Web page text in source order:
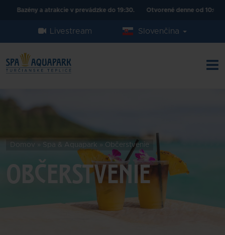
a atrakcie v prevádzke do 19:30. Otvorené denne od 10:00 - 20:00.
Livestream Slovenčina
Domov Spa & Aquapark » Občerstvenie
OBČERSTVENIE